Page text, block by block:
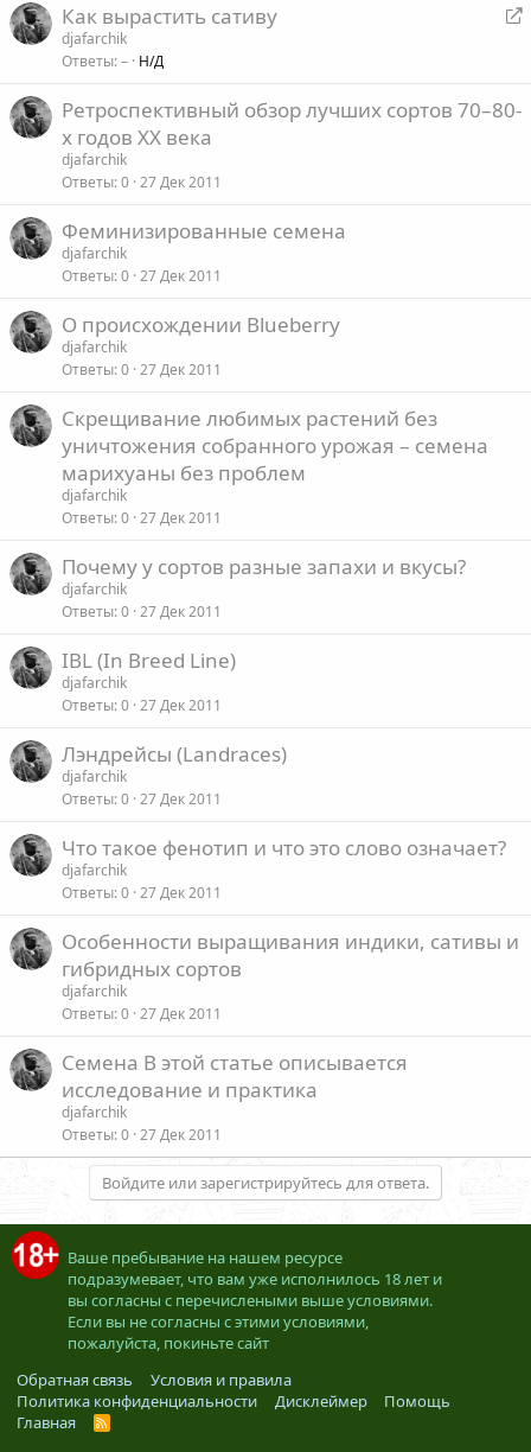
а
Как вырастить сативу
djafarchik
Ответы – Н/Д
Ретроспективный обзор лучших сортов 70–80-
х годов XX века
djafarchik
Ответы 0 27 Дек 2011
Феминизированные семена
djafarchik
Ответы 0 27 Дек 2011
О происхождении Blueberry
djafarchik
Ответы 0 27 Дек 2011
Скрещивание любимых растений без
уничтожения собранного урожая – семена
марихуаны без проблем
djafarchik
Ответы 0 27 Дек 2011
Почему у сортов разные запахи и вкусы?
djafarchik
Ответы 0 27 Дек 2011
IBL (In Breed Line)
djafarchik
Ответы 0 27 Дек 2011
Лэндрейсы (Landraces)
djafarchik
Ответы 0 27 Дек 2011
Что такое фенотип и что это слово означает?
djafarchik
Ответы 0 27 Дек 2011
Особенности выращивания индики, сативы и
гибридных сортов
djafarchik
Ответы 0 27 Дек 2011
Семена В этой статье описывается
исследование и практика
djafarchik
Ответы 0 27 Дек 2011
Войдите или зарегистрируйтесь для ответа.
Ваше пребывание на нашем ресурсе
подразумевает, что вам уже исполнилось 18 лет и
вы согласны с перечислеными выше условиями.
Если вы не согласны с этими условиями,
пожалуйста, покиньте сайт
Обратная связь
Условия и правила
Политика конфиденциальности
Дисклеймер
Помощь
Главная
R